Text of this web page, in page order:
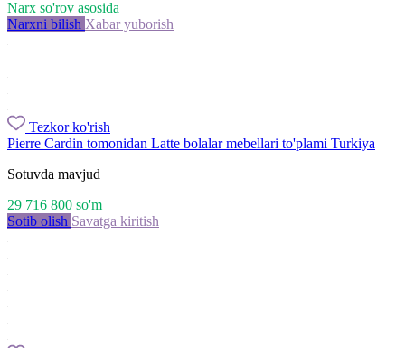
Narx so'rov asosida
Narxni bilish Xabar yuborish
Tezkor ko'rish
Pierre Cardin tomonidan Latte bolalar mebellari to'plami Turkiya
Sotuvda mavjud
29 716 800 so'm
Sotib olish Savatga kiritish